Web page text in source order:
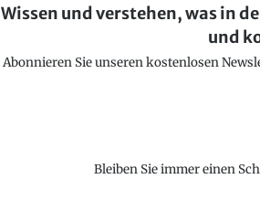
Wissen und verstehen, was in
und
Abonnieren Sie unseren kostenlosen
Bleiben Sie immer einen